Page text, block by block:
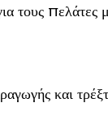
τους
και